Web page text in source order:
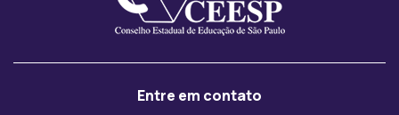
Entre em contato